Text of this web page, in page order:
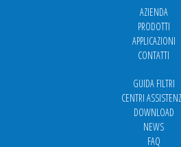
AZIENDA
PRODOTTI
APPLICAZIONI
CONTATTI
GUIDA FILTRI
CENTRI
DOWNLOAD
NEWS
FAQ